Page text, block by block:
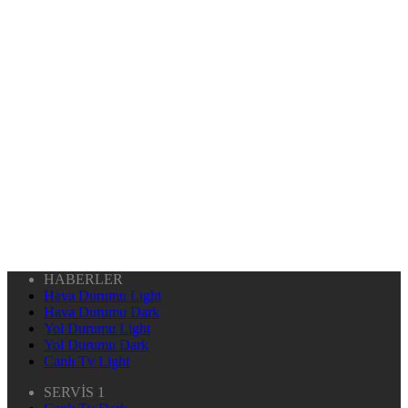
HABERLER
Hava Durumu Light
Hava Durumu Dark
Yol Durumu Light
Yol Durumu Dark
Canlı Tv Light
SERVİS 1